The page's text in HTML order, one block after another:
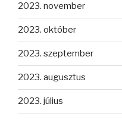
2023. november
2023. október
2023. szeptember
2023. augusztus
2023. július